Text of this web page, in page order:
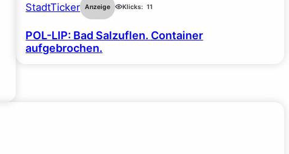
StadtTicker Anzeige Klicks: 11
POL-LIP: Bad Salzuflen. Container
aufgebrochen.